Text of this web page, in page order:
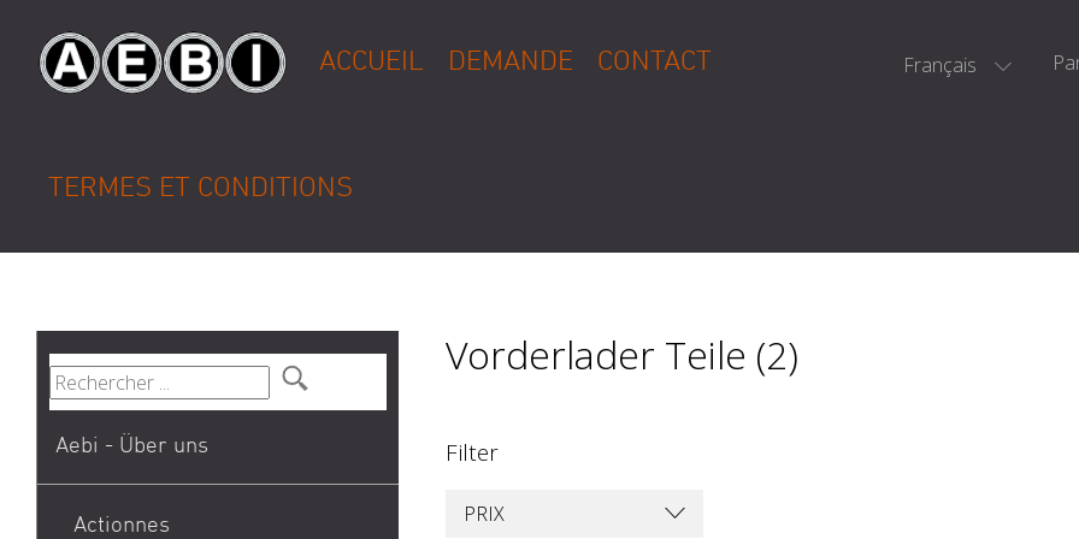
Français
ACCUEIL DEMANDE CONTACT
TERMES ET CONDITIONS
Aebi - Über uns
Actionnes
Vorderlader Teile (2)
Filter
PRIX